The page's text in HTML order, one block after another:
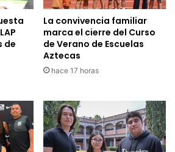
de
La convivencia familiar
marca el cierre del Curso
de Verano de Escuelas
Aztecas
hace 17 horas